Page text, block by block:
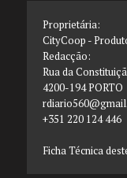
Proprietária:
CityCoop -
Redacção:
Rua da
4200-194 PORTO
+351 220 124 446
Ficha Técnica